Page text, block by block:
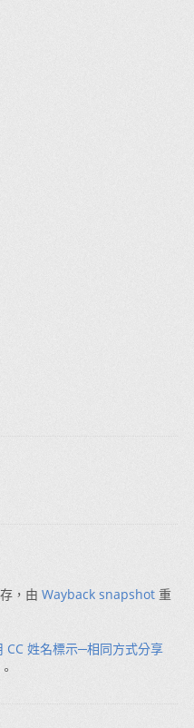
，由 Wayback snapshot 重
CC 姓名標示─相同方式分享